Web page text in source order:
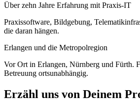
Über zehn Jahre Erfahrung mit Praxis-IT
Praxissoftware, Bildgebung,
die daran hängen.
Erlangen und die Metropolregion
Vor Ort in Erlangen, Nürnberg und Fürth.
Betreuung ortsunabhängig.
Erzähl uns von Deinem